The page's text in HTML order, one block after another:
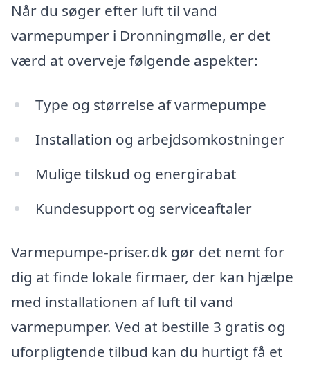
Når du søger efter luft til vand
varmepumper i Dronningmølle, er det
værd at overveje følgende aspekter:
Type og størrelse af varmepumpe
Installation og arbejdsomkostninger
Mulige tilskud og energirabat
Kundesupport og serviceaftaler
Varmepumpe-priser.dk gør det nemt for
dig at finde lokale firmaer, der kan hjælpe
med installationen af luft til vand
varmepumper. Ved at bestille 3 gratis og
uforpligtende tilbud kan du hurtigt få et